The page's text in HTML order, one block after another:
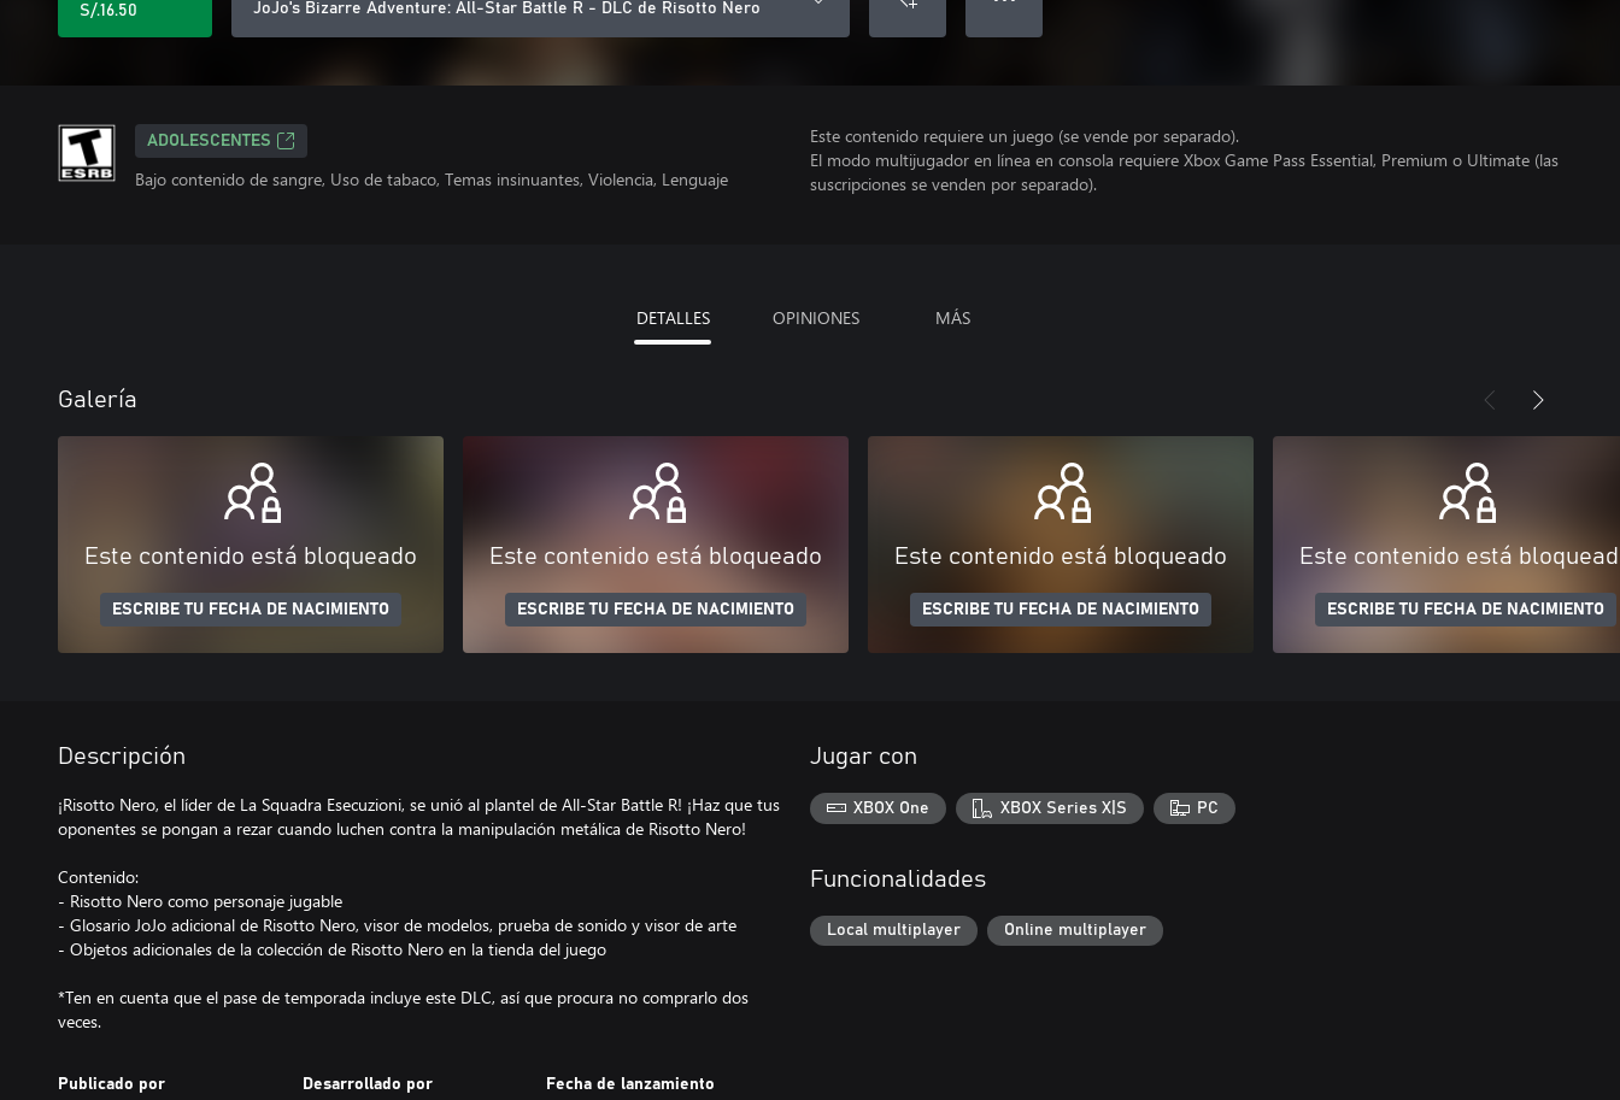
S/.16.50
JoJo's Bizarre Adventure: All-Star Battle R - DLC de Risotto Nero
ADOLESCENTES
Bajo contenido de sangre, Uso de tabaco, Temas insinuantes, Violencia, Lenguaje
Este contenido requiere un juego (se vende por separado).
El modo multijugador en línea en consola requiere Xbox Game Pass Essential, Premium o Ultimate (las
suscripciones se venden por separado).
DETALLES OPINIONES MÁS
Galería
Este contenido está bloqueado
ESCRIBE TU FECHA DE NACIMIENTO
Este contenido está bloqueado
ESCRIBE TU FECHA DE NACIMIENTO
Este contenido está bloqueado
ESCRIBE TU FECHA DE NACIMIENTO
Este contenido está
ESCRIBE TU FECHA DE NACIMIENTO
Descripción
¡Risotto Nero, el líder de La Squadra Esecuzioni, se unió al plantel de All-Star Battle R! ¡Haz que tus
oponentes se pongan a rezar cuando luchen contra la manipulación metálica de Risotto Nero!
Contenido:
- Risotto Nero como personaje jugable
- Glosario JoJo adicional de Risotto Nero, visor de modelos, prueba de sonido y visor de arte
- Objetos adicionales de la colección de Risotto Nero en la tienda del juego
*Ten en cuenta que el pase de temporada incluye este DLC, así que procura no comprarlo dos
veces.
Publicado por Desarrollado por Fecha de lanzamiento
Jugar con
XBOX One XBOX Series X|S PC
Funcionalidades
Local multiplayer Online multiplayer